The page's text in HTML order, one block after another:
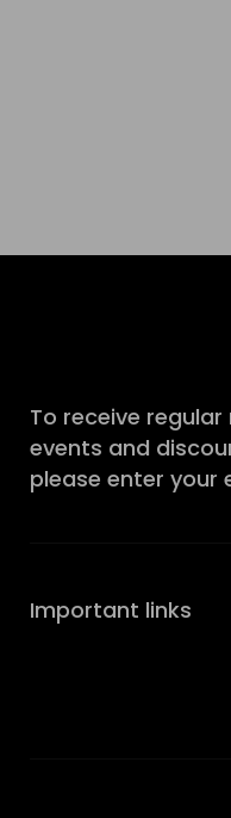
To receive regular
events and
please enter your
Important links